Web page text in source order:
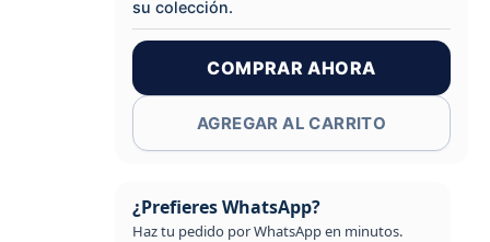
su colección.
COMPRAR AHORA
AGREGAR AL CARRITO
¿Prefieres WhatsApp?
Haz tu pedido por WhatsApp en minutos.